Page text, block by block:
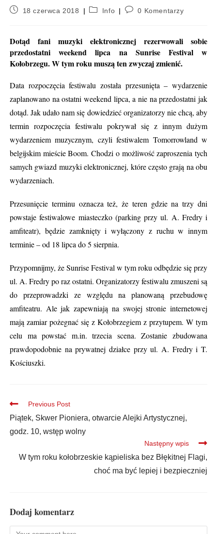
18 czerwca 2018 Info 0 Komentarzy
Dotąd fani muzyki elektronicznej rezerwowali sobie
przedostatni weekend lipca na Sunrise Festival w
Kołobrzegu. W tym roku muszą ten zwyczaj zmienić.
Data rozpoczęcia festiwalu została przesunięta – wydarzenie
zaplanowano na ostatni weekend lipca, a nie na przedostatni jak
dotąd. Jak udało nam się dowiedzieć organizatorzy nie chcą, aby
termin rozpoczęcia festiwalu pokrywał się z innym dużym
wydarzeniem muzycznym, czyli festiwalem Tomorrowland w
belgijskim mieście Boom. Chodzi o możliwość zaproszenia tych
samych gwiazd muzyki elektronicznej, które często grają na obu
wydarzeniach.
Przesunięcie terminu oznacza też, że teren gdzie na trzy dni
powstaje festiwalowe miasteczko (parking przy ul. A. Fredry i
amfiteatr), będzie zamknięty i wyłączony z ruchu w innym
terminie – od 18 lipca do 5 sierpnia.
Przypomnijmy, że Sunrise Festival w tym roku odbędzie się przy
ul. A. Fredry po raz ostatni. Organizatorzy festiwalu zmuszeni są
do przeprowadzki ze względu na planowaną przebudowę
amfiteatru. Ale jak zapewniają na swojej stronie internetowej
mają zamiar pożegnać się z Kołobrzegiem z przytupem. W tym
celu ma powstać m.in. trzecia scena. Zostanie zbudowana
prawdopodobnie na prywatnej działce przy ul. A. Fredry i T.
Kościuszki.
Previous Post
Piątek, Skwer Pioniera, otwarcie Alejki Artystycznej,
godz. 10, wstęp wolny
Następny wpis
W tym roku kołobrzeskie kąpieliska bez Błękitnej Flagi,
choć ma być lepiej i bezpieczniej
Dodaj komentarz